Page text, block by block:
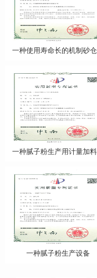
一种使用寿命长的机制砂
一种腻子粉生产用计量加
一种腻子粉生产设备